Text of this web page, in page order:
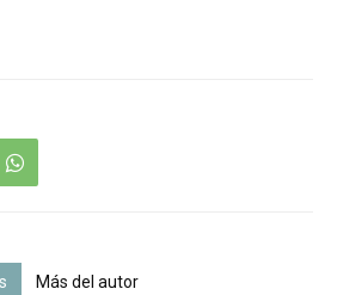
Más del autor